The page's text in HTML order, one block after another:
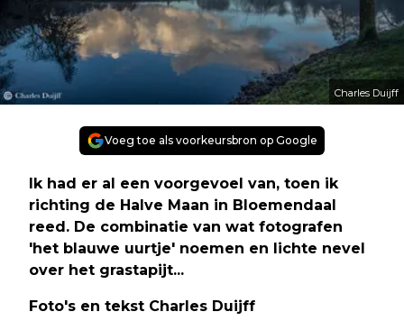
Charles Duijff
Voeg toe als voorkeursbron op Google
Ik had er al een voorgevoel van, toen ik
richting de Halve Maan in Bloemendaal
reed. De combinatie van wat fotografen
'het blauwe uurtje' noemen en lichte nevel
over het grastapijt...
Foto's en tekst Charles Duijff